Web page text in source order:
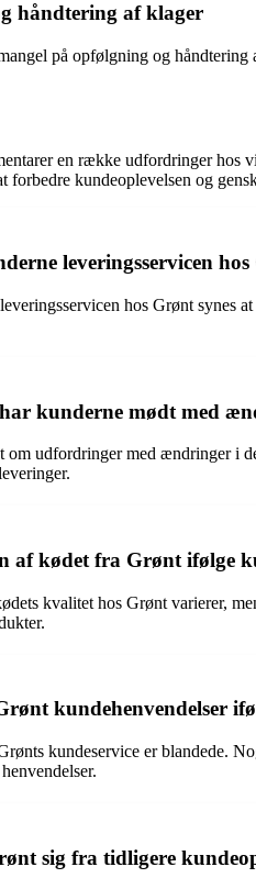
håndtering af klager
på opfølgning og
en række udfordringer hos
forbedre kundeoplevelsen og
leveringsservicen
hos Grønt synes
kunderne mødt med
om udfordringer med ændringer i
af kødet fra Grønt ifølge
kvalitet hos Grønt varierer,
kundehenvendelser
kundeservice er blandede.
sig fra tidligere